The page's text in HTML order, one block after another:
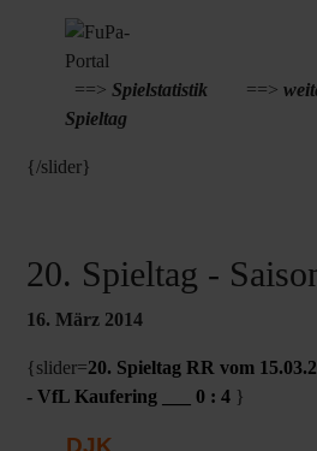
==>Spielstatistik ==>
Spieltag
{/slider}
20. Spieltag -
16. März 2014
{slider=20. Spieltag RR vom
- VfL Kaufering ___ 0 : 4 }
DJK